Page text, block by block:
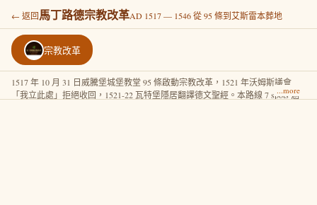
← 返回馬丁路德宗教改革AD 1517 — 1546 從 95 條到艾斯雷本葬地
宗教改革
1517 年 10 月 31 日威騰堡城堡教堂 95 條啟動宗教改革，1521 年沃姆斯議會
「我立此處」拒絕收回，1521-22 瓦特堡隱居翻譯德文聖經。本路線 7 spots 涵